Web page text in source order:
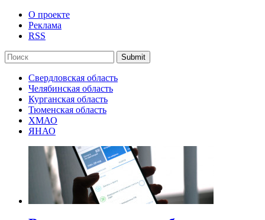
О проекте
Реклама
RSS
Submit
Свердловская область
Челябинская область
Курганская область
Тюменская область
ХМАО
ЯНАО